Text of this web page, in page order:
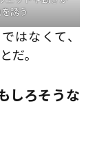
誘う
はなくて、
だ。
しろそうな